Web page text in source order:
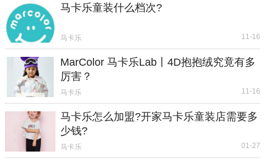
马卡乐童装什么档次?
马卡乐 11-16
MarColor 马卡乐Lab丨4D抱抱绒究竟有多
厉害？
马卡乐 11-16
马卡乐怎么加盟?开家马卡乐童装店需要多
少钱?
马卡乐 01-27